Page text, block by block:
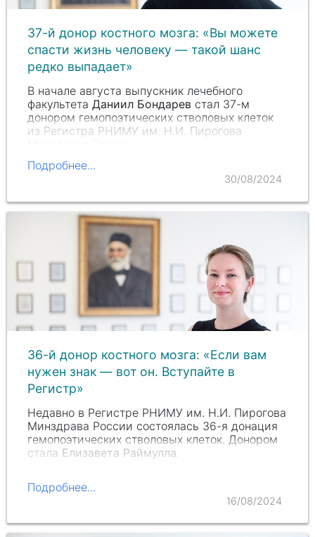
37-й донор костного мозга: «Вы можете
спасти жизнь человеку — такой шанс
редко выпадает»
В начале августа выпускник лечебного
факультета Даниил Бондаревстал 37-м
донором гемопоэтических стволовых клеток
из Регистра РНИМУ им. Н.И. Пирогова
Подробнее...
30/08/2024
36-й донор костного мозга: «Если вам
нужен знак — вот он. Вступайте в
Регистр»
Недавно в Регистре РНИМУ им. Н.И. Пирогова
Минздрава России состоялась 36-я донация
гемопоэтических стволовых клеток. Донором
стала Елизавета Раймулла
Подробнее...
16/08/2024